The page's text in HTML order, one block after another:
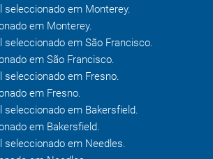
seleccionado em Monterey.
em Monterey.
seleccionado em São Francisco.
em São Francisco.
seleccionado em Fresno.
em Fresno.
seleccionado em Bakersfield.
em Bakersfield.
seleccionado em Needles.